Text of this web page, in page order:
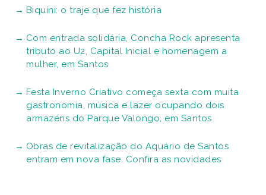
Biquíni: o traje que fez história
Com entrada solidária, Concha Rock apresenta
tributo ao U2, Capital Inicial e homenagem a
mulher, em Santos
Festa Inverno Criativo começa sexta com muita
gastronomia, música e lazer ocupando dois
armazéns do Parque Valongo, em Santos
Obras de revitalização do Aquário de Santos
entram em nova fase. Confira as novidades